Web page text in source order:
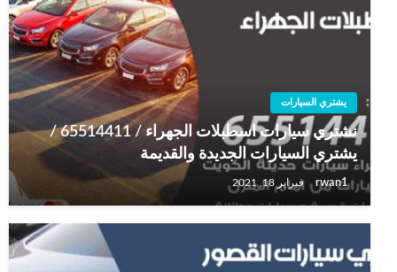
يشتري السيارات
نشتري سيارات اسطبلات الجهراء / 65514411 /
يشتري السيارات الجديدة والقديمة
rwan1 فبراير 18, 2021